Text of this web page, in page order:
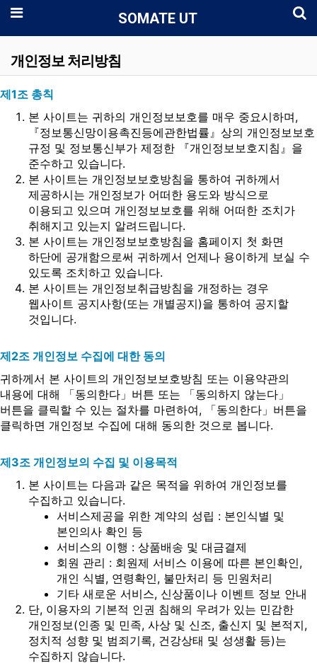
메뉴 SOMATE UT
개인정보 처리방침
제1조 총칙
본 사이트는 귀하의 개인정보보호를 매우 중요시하며,
『정보통신망이용촉진등에관한법률』상의 개인정보보호
규정 및 정보통신부가 제정한 『개인정보보호지침』을
준수하고 있습니다.
본 사이트는 개인정보보호방침을 통하여 귀하께서
제공하시는 개인정보가 어떠한 용도와 방식으로
이용되고 있으며 개인정보보호를 위해 어떠한 조치가
취해지고 있는지 알려드립니다.
본 사이트는 개인정보보호방침을 홈페이지 첫 화면
하단에 공개함으로써 귀하께서 언제나 용이하게 보실 수
있도록 조치하고 있습니다.
본 사이트는 개인정보취급방침을 개정하는 경우
웹사이트 공지사항(또는 개별공지)을 통하여 공지할
것입니다.
제2조 개인정보 수집에 대한 동의
귀하께서 본 사이트의 개인정보보호방침 또는 이용약관의
내용에 대해 「동의한다」버튼 또는 「동의하지 않는다」
버튼을 클릭할 수 있는 절차를 마련하여, 「동의한다」버튼을
클릭하면 개인정보 수집에 대해 동의한 것으로 봅니다.
제3조 개인정보의 수집 및 이용목적
본 사이트는 다음과 같은 목적을 위하여 개인정보를
수집하고 있습니다.
서비스제공을 위한 계약의 성립 : 본인식별 및
본인의사 확인 등
서비스의 이행 : 상품배송 및 대금결제
회원 관리 : 회원제 서비스 이용에 따른 본인확인,
개인 식별, 연령확인, 불만처리 등 민원처리
기타 새로운 서비스, 신상품이나 이벤트 정보 안내
단, 이용자의 기본적 인권 침해의 우려가 있는 민감한
개인정보(인종 및 민족, 사상 및 신조, 출신지 및 본적지,
정치적 성향 및 범죄기록, 건강상태 및 성생활 등)는
수집하지 않습니다.